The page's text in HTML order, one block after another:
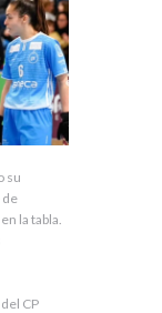
su
de
la tabla.
CP